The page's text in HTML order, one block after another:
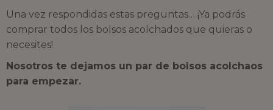
Una vez respondidas estas preguntas… ¡Ya podrás
comprar todos los bolsos acolchados que quieras o
necesites!
Nosotros te dejamos un par de bolsos acolchaos
para empezar.